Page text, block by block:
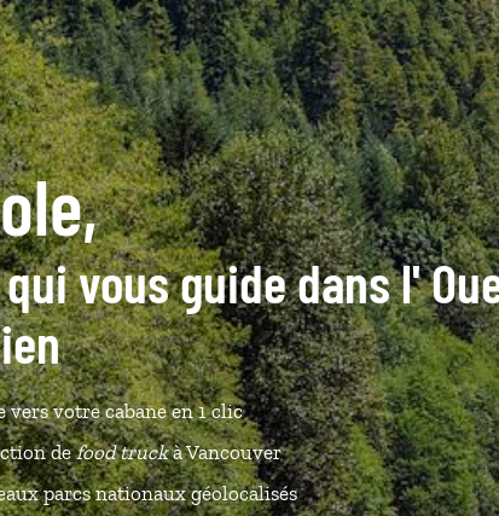
vous guide dans l'
vers votre cabane en 1 clic
defood truckà Vancouver
parcs nationaux géolocalisés